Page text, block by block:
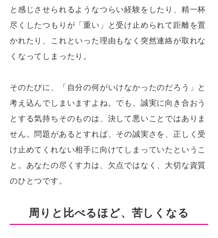
と感じさせられるようなつらい経験をしたり、精一杯
尽くしたつもりが「重い」と受け止められて距離を置
かれたり、これといった理由もなく突然連絡が取れな
くなってしまったり。
そのたびに、「自分の何がいけなかったのだろう」と
考え込んでしまいますよね。でも、誠実に向き合おう
とする気持ちそのものは、決して悪いことではありま
せん。問題があるとすれば、その誠実さを、正しく受
け止めてくれない相手に向けてしまっていたというこ
と。あなたの尽くす力は、欠点ではなく、大切な資質
のひとつです。
周りと比べるほど、苦しくなる